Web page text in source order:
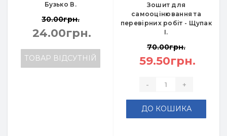
Бузько В.
30.00грн.
24.00грн.
ТОВАР ВІДСУТНІЙ
Зошит для
самооцінювання та
перевірних робіт - Щупак
І.
70.00грн.
59.50грн.
- +
ДО КОШИКА